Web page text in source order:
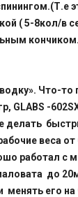
( 5-8кол/в
Что-то
GLABS -
делать
веса
работал
до
его на